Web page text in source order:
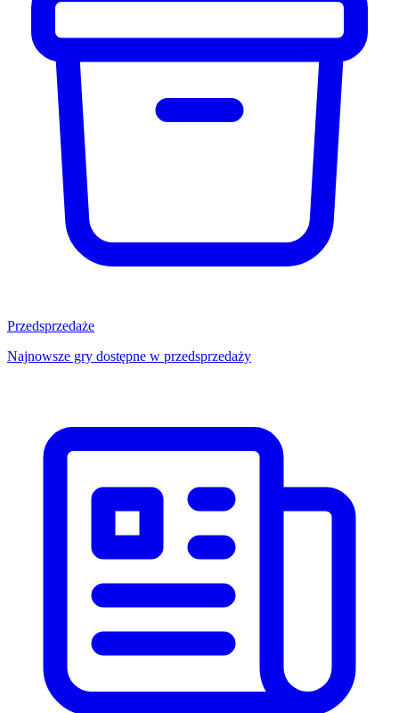
Przedsprzedaże
Najnowsze gry dostępne w przedsprzedaży